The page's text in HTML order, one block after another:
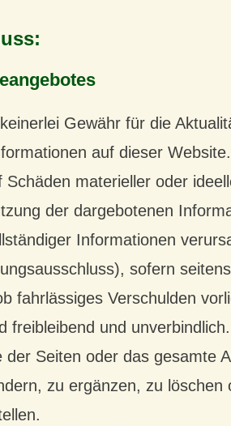
Gewähr für die
auf dieser
Schäden materieller oder
der dargebotenen
Informationen
sofern
fahrlässiges Verschulden
freibleibend und
der Seiten oder das gesamte
zu ergänzen, zu